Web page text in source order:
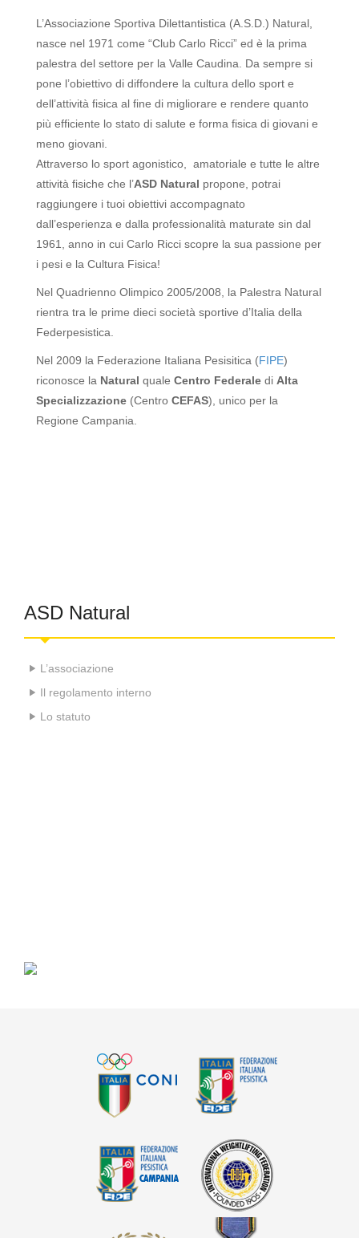
L’Associazione Sportiva Dilettantistica (A.S.D.) Natural,
nasce nel 1971 come “Club Carlo Ricci” ed è la prima
palestra del settore per la Valle Caudina. Da sempre si
pone l’obiettivo di diffondere la cultura dello sport e
dell’attività fisica al fine di migliorare e rendere quanto
più efficiente lo stato di salute e forma fisica di giovani e
meno giovani.
Attraverso lo sport agonistico, amatoriale e tutte le altre
attività fisiche che l’ASD Natural propone, potrai
raggiungere i tuoi obiettivi accompagnato
dall’esperienza e dalla professionalità maturate sin dal
1961, anno in cui Carlo Ricci scopre la sua passione per
i pesi e la Cultura Fisica!
Nel Quadrienno Olimpico 2005/2008, la Palestra Natural
rientra tra le prime dieci società sportive d’Italia della
Federpesistica.
Nel 2009 la Federazione Italiana Pesisitica (FIPE)
riconosce la Natural quale Centro Federale di Alta
Specializzazione (Centro CEFAS), unico per la
Regione Campania.
ASD Natural
L’associazione
Il regolamento interno
Lo statuto